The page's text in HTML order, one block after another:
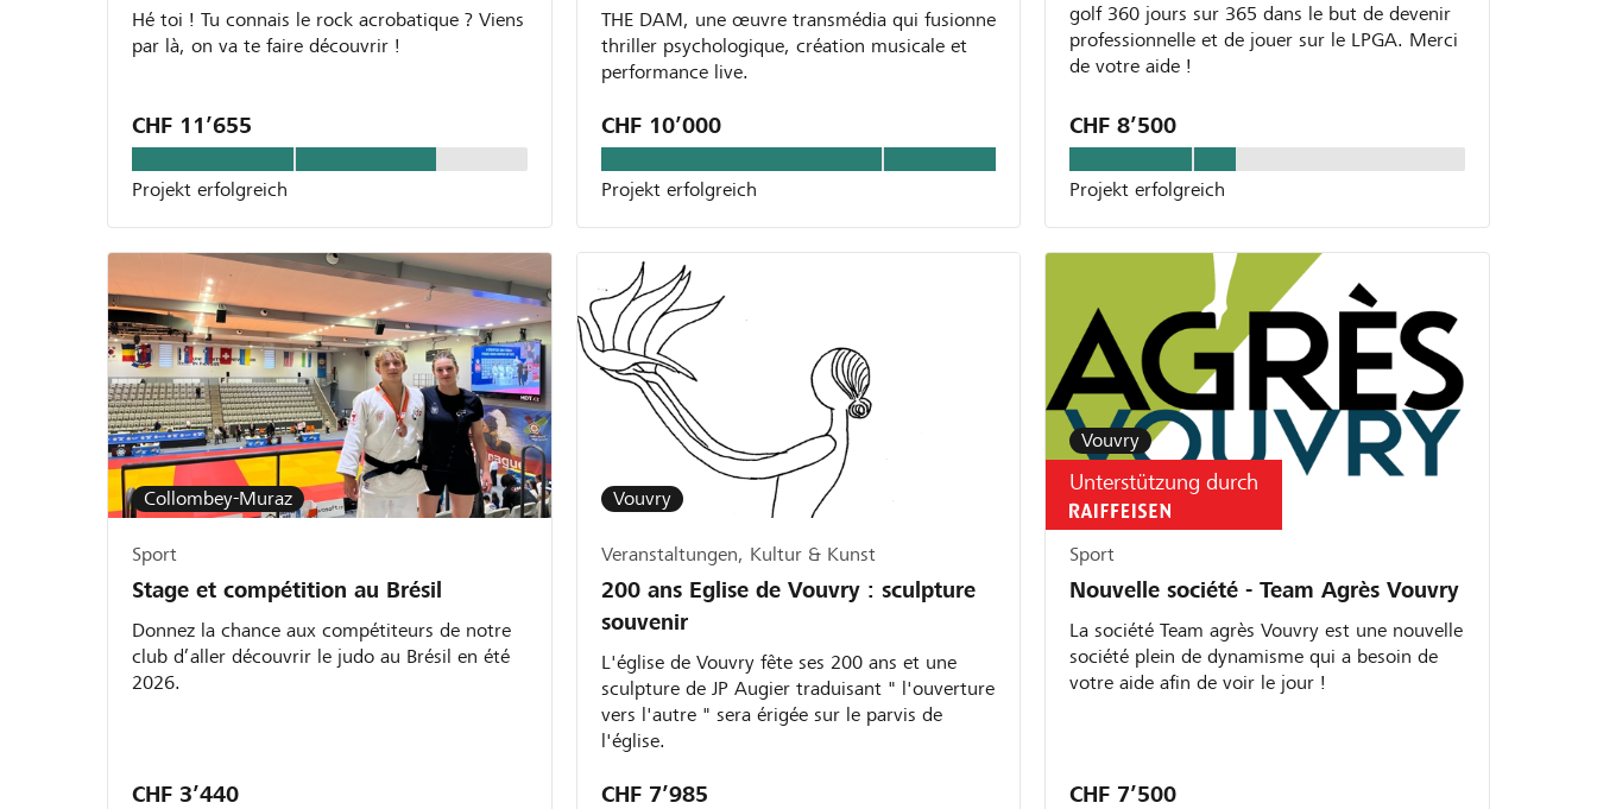
Hé toi ! Tu connais le rock acrobatique ? Viens
par là, on va te faire découvrir !
CHF 11’655
Projekt erfolgreich
THE DAM, une œuvre transmédia qui fusionne
thriller psychologique, création musicale et
performance live.
CHF 10’000
Projekt erfolgreich
golf 360 jours sur 365 dans le but de devenir
professionnelle et de jouer sur le LPGA. Merci
de votre aide !
CHF 8’500
Projekt erfolgreich
Collombey-Muraz
Sport
Stage et compétition au Brésil
Donnez la chance aux compétiteurs de notre
club d’aller découvrir le judo au Brésil en été
2026.
CHF 3’440
Vouvry
Veranstaltungen, Kultur & Kunst
200 ans Eglise de Vouvry : sculpture
souvenir
L'église de Vouvry fête ses 200 ans et une
sculpture de JP Augier traduisant " l'ouverture
vers l'autre " sera érigée sur le parvis de
l'église.
CHF 7’985
Vouvry
Unterstützung durch
Sport
Nouvelle société - Team Agrès Vouvry
La société Team agrès Vouvry est une nouvelle
société plein de dynamisme qui a besoin de
votre aide afin de voir le jour !
CHF 7’500